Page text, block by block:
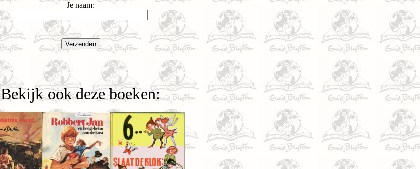
Je naam:
Bekijk ook deze boeken: